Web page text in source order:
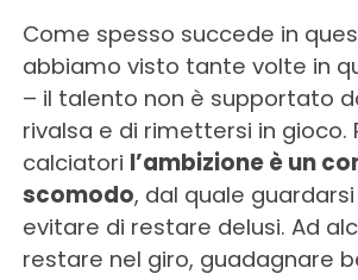
Come spesso succede in
abbiamo visto tante volte in
– il talento non è supportato
rivalsa e di rimettersi in gioco.
calciatori l’ambizione è un
scomodo, dal quale
evitare di restare delusi. Ad
restare nel giro, guadagnare